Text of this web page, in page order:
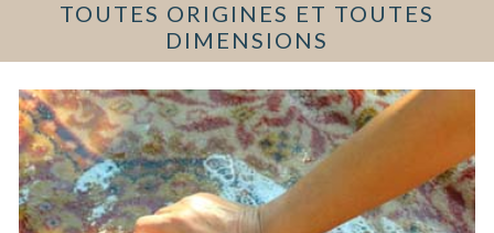
TOUTES ORIGINES ET TOUTES
DIMENSIONS